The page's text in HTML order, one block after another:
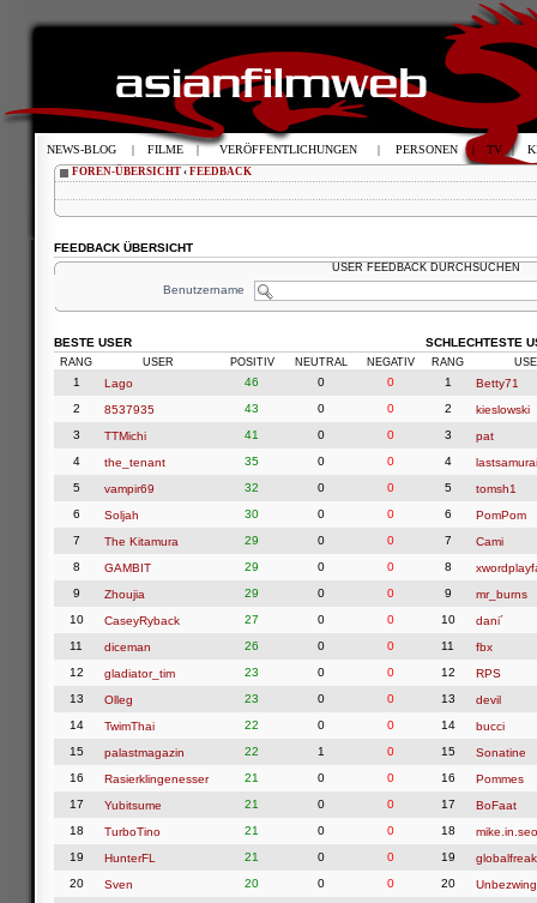
FOREN-ÜBERSICHT ‹ FEEDBACK
FEEDBACK ÜBERSICHT
USER FEEDBACK DURCHSUCHEN
Benutzername
BESTE USER
RANG USER POSITIV NEUTRAL NEGATIV
1 Lago 46 0
0
2
8537935 43 0
0
3
TTMichi 41 0
0
4
the_tenant 35 0
0
5
vampir69 32 0
0
6
Soljah 30 0
0
7
The Kitamura 29 0
0
8
GAMBIT 29 0
0
9
Zhoujia 29 0
0
10
CaseyRyback 27 0
0
11
diceman 26 0
0
12
gladiator_tim 23 0
0
13
Olleg 23 0
0
14
TwimThai 22 0
0
15
palastmagazin 22 1
0
16
Rasierklingenesser 21 0
0
17
Yubitsume 21 0
0
18
TurboTino 21 0
0
19
HunterFL 21 0
0
20
Sven 20 0
0
SCHLECHTESTE
RANG
1
Betty71
2
kieslowski
3
pat
4
5
tomsh1
6
PomPom
7
Cami
8
9
mr_burns
10
dani´
11
fbx
12
RPS
13
devil
14
bucci
15
Sonatine
16
Pommes
17
BoFaat
18
19
globalfreak
20
NEWS-BLOG | FILME | VERÖFFENTLICHUNGEN | PERSONEN | TV |